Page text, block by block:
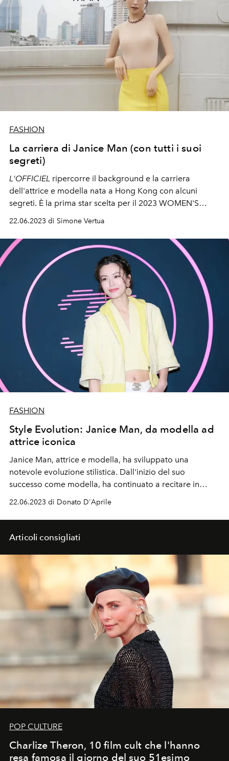
FASHION
La carriera di Janice Man (con tutti i suoi
segreti)
L'OFFICIEL ripercorre il background e la carriera
dell'attrice e modella nata a Hong Kong con alcuni
segreti. È la prima star scelta per il 2023 WOMEN'S
VOICES OF GLOBAL CINEMA.
22.06.2023 di Simone Vertua
FASHION
Style Evolution: Janice Man, da modella ad
attrice iconica
Janice Man, attrice e modella, ha sviluppato una
notevole evoluzione stilistica. Dall'inizio del suo
successo come modella, ha continuato a recitare in
modo dedicato e professionale diventando una figura di
spicco raggiungendo il settore dell'intrattenimento.
22.06.2023 di Donato D'Aprile
Articoli consigliati
POP CULTURE
Charlize Theron, 10 film cult che l'hanno
resa famosa il giorno del suo 51esimo